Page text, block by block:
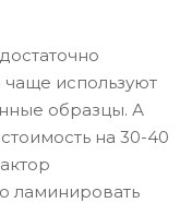
чаще используют
образцы. А
на 30-40
ламинировать